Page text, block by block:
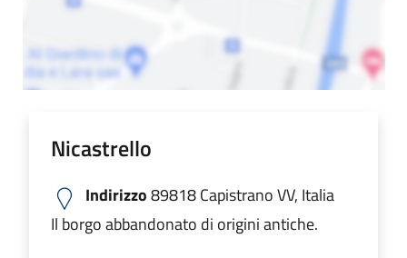
Nicastrello
Indirizzo89818 Capistrano VV, Italia
Il borgo abbandonato di origini antiche.